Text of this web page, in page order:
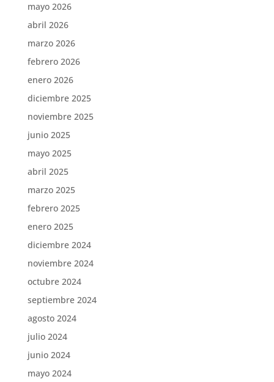
mayo 2026
abril 2026
marzo 2026
febrero 2026
enero 2026
diciembre 2025
noviembre 2025
junio 2025
mayo 2025
abril 2025
marzo 2025
febrero 2025
enero 2025
diciembre 2024
noviembre 2024
octubre 2024
septiembre 2024
agosto 2024
julio 2024
junio 2024
mayo 2024